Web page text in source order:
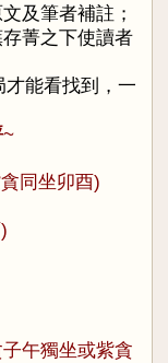
及筆者補註；
菁之下使讀者
能看找到，一
~
同坐卯酉)
午獨坐或紫貪